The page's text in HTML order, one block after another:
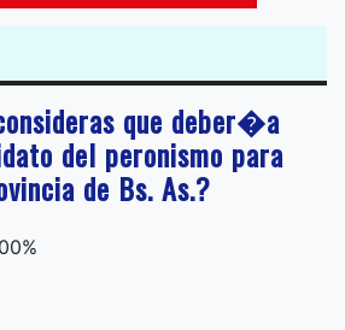
que deber�a
del peronismo para
de Bs. As.?